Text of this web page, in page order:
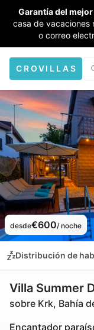
Garantía del
casa de vacaciones
o correo
CROVILLAS
desde€600/ noche
Distribución de
Villa Summer
sobre Krk, Bahía
Encantador